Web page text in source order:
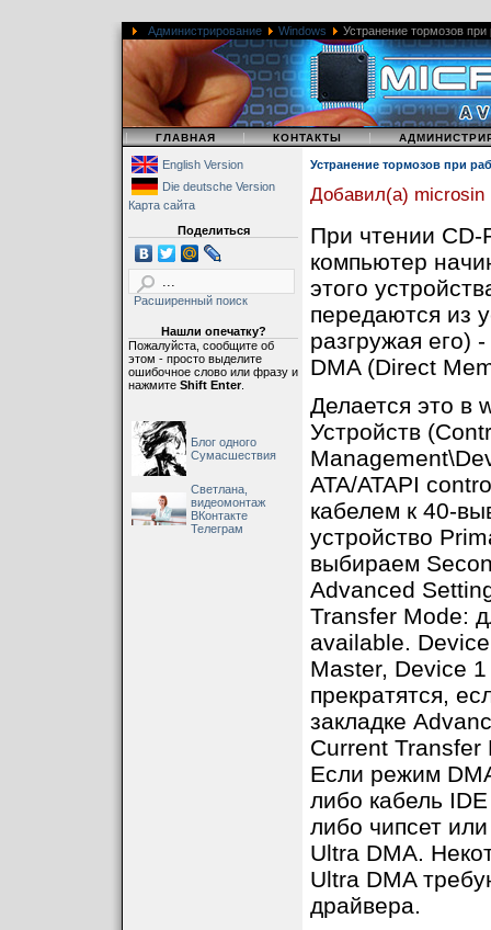
Администрирование Windows Устранение тормозов
| ГЛАВНАЯ | КОНТАКТЫ |
English Version
Die deutsche Version
Карта сайта
Поделиться
Расширенный поиск
Нашли опечатку?
Пожалуйста, сообщите об
этом - просто выделите
ошибочное слово или фразу и
нажмите Shift Enter.
Блог одного
Сумасшествия
Светлана,
видеомонтаж
ВКонтакте
Телеграм
Устранение тормозов при
Добавил(а) microsin
При чтении CD-
компьютер
этого
передаются из
разгружая его)
DMA (Direct
Делается это в
Устройств
ATA/ATAPI
кабелем к 40-
устройство
выбираем
Advanced
Transfer Mode:
available.
Master, Device
прекратятся,
закладке
Current Transfer
Если режим
либо кабель
либо чипсет
Ultra DMA.
Ultra DMA
драйвера.